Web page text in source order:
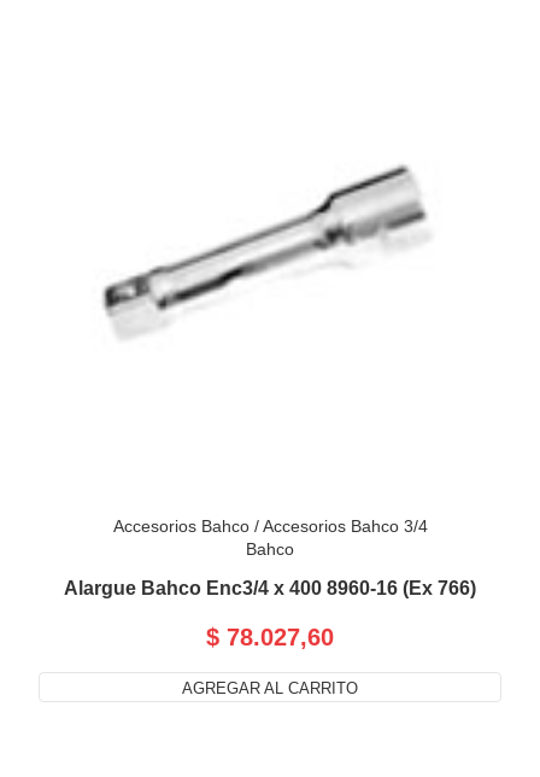
Accesorios Bahco/Accesorios Bahco 3/4
Bahco
Alargue Bahco Enc3/4 x 400 8960-16 (Ex 766)
$ 78.027,60
AGREGAR AL CARRITO